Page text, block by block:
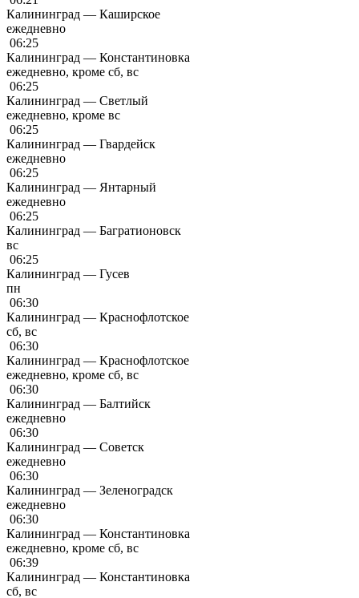
Калининград — Каширское
ежедневно
06:25
Калининград — Константиновка
ежедневно, кроме сб, вс
06:25
Калининград — Светлый
ежедневно, кроме вс
06:25
Калининград — Гвардейск
ежедневно
06:25
Калининград — Янтарный
ежедневно
06:25
Калининград — Багратионовск
вс
06:25
Калининград — Гусев
пн
06:30
Калининград — Краснофлотское
сб, вс
06:30
Калининград — Краснофлотское
ежедневно, кроме сб, вс
06:30
Калининград — Балтийск
ежедневно
06:30
Калининград — Советск
ежедневно
06:30
Калининград — Зеленоградск
ежедневно
06:30
Калининград — Константиновка
ежедневно, кроме сб, вс
06:39
Калининград — Константиновка
сб, вс